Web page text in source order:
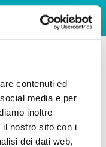
contenuti ed
media e per
inoltre
il nostro sito con i
dei dati web,